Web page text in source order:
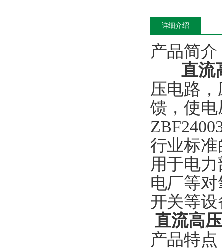
详细介绍
产品简
直流
压电路
馈，使
行业标
用于电
电厂等
开关等
直流高
产品特点